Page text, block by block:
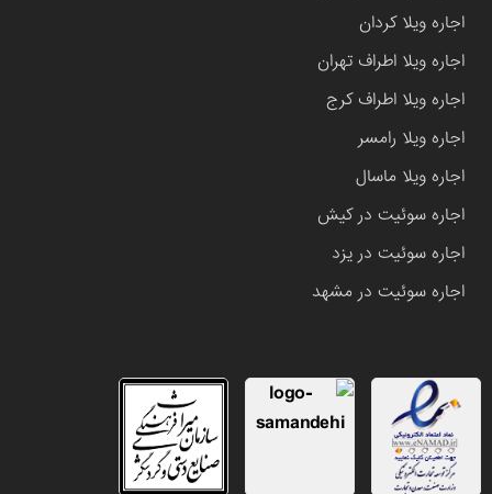
اجاره ویلا کردان
اجاره ویلا اطراف تهران
اجاره ویلا اطراف کرج
اجاره ویلا رامسر
اجاره ویلا ماسال
اجاره سوئیت در کیش
اجاره سوئیت در یزد
اجاره سوئیت در مشهد